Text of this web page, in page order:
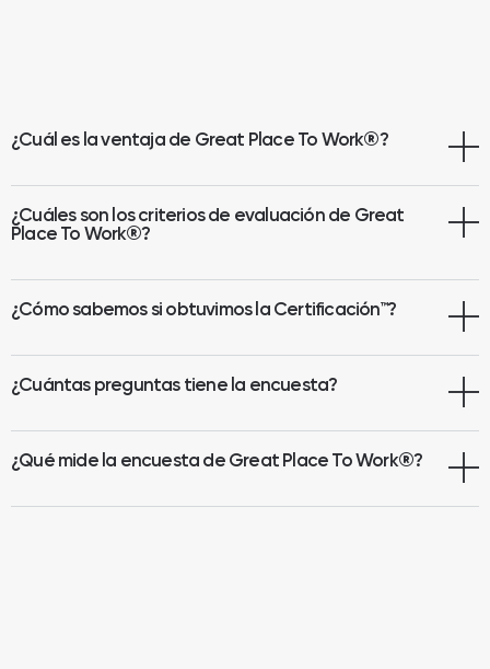
¿Cuál es la ventaja de Great Place To Work®?
¿Cuáles son los criterios de evaluación de Great
Place To Work®?
¿Cómo sabemos si obtuvimos la Certificación™?
¿Cuántas preguntas tiene la encuesta?
¿Qué mide la encuesta de Great Place To Work®?